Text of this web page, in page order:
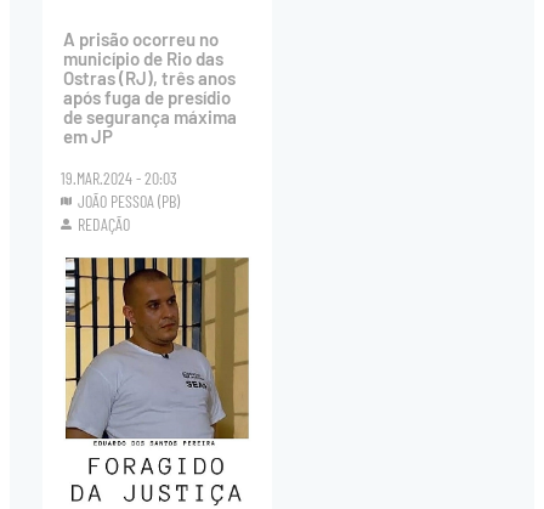
A prisão ocorreu no
município de Rio das
Ostras (RJ), três anos
após fuga de presídio
de segurança máxima
em JP
19.MAR.2024 - 20:03
JOÃO PESSOA (PB)
REDAÇÃO